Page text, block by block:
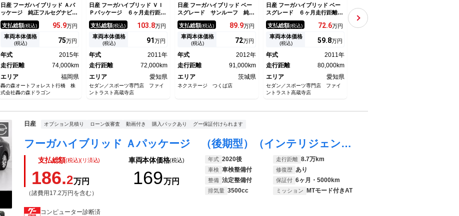
日産 フーガハイブリッド Ａパ
ッケージ 純正フルセグナビＤ
ＶＤ アラウンドビュー ドラ
レコ ビルトインＥＴＣ スマ
ートキー×２ ステリモ パワ
ーシート ハーフレザー パー
ロール
支払総額(税込) 95.9万円
車両本体価格
(税込) 75万円
年式
2015年
走行距離
74,000km
エリア
福岡県
轟の森オートフォレスト行橋 株
式会社轟の森ドラゴン
日産 フーガハイブリッド ＶＩ
Ｐパッケージ ６ヶ月走行距離
無制限保証付 純正ＨＤＤナ
ビ フルセグＴＶ バックカメ
ラ サイドカメラ ＥＴＣ 禁
煙車 本革シート シートエア
ロール オットマン ミュージ
ックサーバー
支払総額(税込) 103.8万円
車両本体価格
(税込) 91万円
年式
2011年
走行距離
72,000km
エリア
愛知県
セダン／スポーツ専門店 ファイ
ントラスト高蔵寺店
日産 フーガハイブリッド ベー
スグレード サンルーフ 純正
ナビ バックカメラ インテリ
ジェントブレーキアシスト レ
ーダークルーズ 禁煙車 革シ
ート 前席シートエアコン ス
ＴＣ 純正１８インチＡＷ オ
ートエアコン
支払総額(税込) 89.9万円
車両本体価格
(税込) 72万円
年式
2012年
走行距離
91,000km
エリア
茨城県
ネクステージ つくば店
日産 フーガハイブリッド ベー
スグレード ６ヶ月走行距離無
制限保証付 本革パッケージ
ベンチレーション エアロバン
パー メモリ付パワーシート
バックカメラ 禁煙車 ＥＴ
ール Ｂｌｕｅｔｏｏｔｈ 純
正メモリーナビ
支払総額(税込) 72.6万円
車両本体価格
(税込) 59.8万円
年式
2011年
走行距離
80,000km
エリア
愛知県
セダン／スポーツ専門店 ファイ
ントラスト高蔵寺店
Ｐパッケージ バックカメラ
禁煙車 レザーシート 前席シ
ートエアコン スマートキー
支払総額
日産 オプション見積り ローン仮審査 動画付き 購入パックあり グー保証付けられます
フーガハイブリッド Ａパッケージ （後期型）（インテリジェントクルーズ）（エマ―ジェンシーブレーキ）（アラウンドビュー）（クリアランスソナー）（１８インチＡＷ）（ハーフレザー）（電動シート）（ＢＳＷ）（ＬＤＰ）（ＨＤＤマルチナビ）
支払総額(税込)(リ済込)
186.2万円
（諸費用17.2万円を含む）
車両本体価格(税込)
169万円
年式 2020後 走行距離 8.7万km
車検 車検整備付 修復歴 あり
整備 法定整備付 保証付 6ヶ月・5000km
排気量 3500cc ミッション MTモード付きAT
コンピューター診断済